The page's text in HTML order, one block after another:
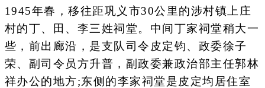
1945年春，移往距巩义市30公里的涉村镇上庄
村的丁、田、李三姓祠堂。中间丁家祠堂稍大一
些，前出廊沿，是支队司令皮定钧、政委徐子
荣、副司令员方升普，副政委兼政治部主任郭林
祥办公的地方;东侧的李家祠堂是皮定均居住室